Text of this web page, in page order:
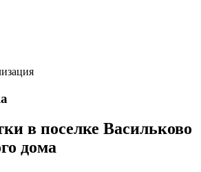
в поселке Васильково
дома